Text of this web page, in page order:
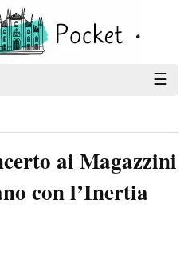
☰
ai Magazzini
con l’Inertia